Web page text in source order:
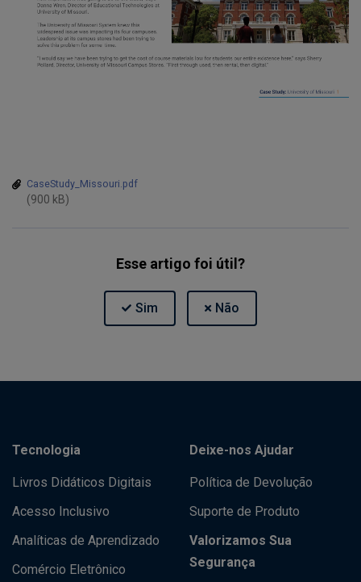
CaseStudy_Missouri.pdf
(900 kB)
Esse artigo foi útil?
Tecnologia
Livros Didáticos Digitais
Acesso Inclusivo
Analíticas de Aprendizado
Comércio Eletrônico
Deixe-nos Ajudar
Política de Devolução
Suporte de Produto
Valorizamos Sua
Segurança